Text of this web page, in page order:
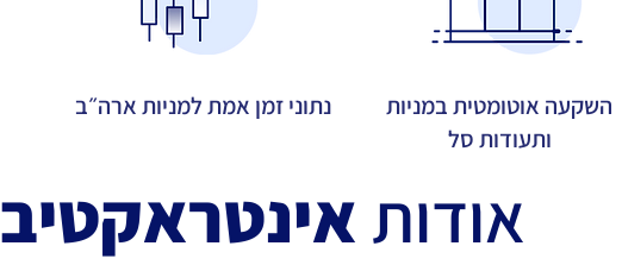
נתוני זמן אמת למניות ארה״ב
השקעה אוטומטית במניות
ותעודות סל
אודותאינטראקטיב